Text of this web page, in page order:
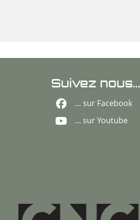
Suivez nous...
... sur Facebook
... sur Youtube